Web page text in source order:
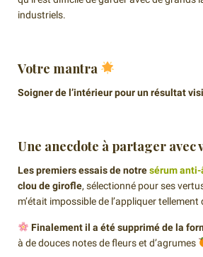
industriels.
Votre mantra
Soigner de l’intérieur pour un résultat
Une anecdote à partager avec
Les premiers essais de notresérum anti-
clou de girofle, sélectionné pour ses
m’était impossible de l’appliquer tellement
Finalement il a été supprimé de la
à de douces notes de fleurs et d’agrumes